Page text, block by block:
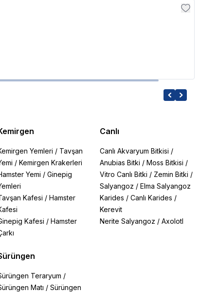
Yemleri / Tavşan
/ Kemirgen Krakerleri
Yemi / Ginepig
Kafesi / Hamster
Kafesi / Hamster
Teraryum /
Matı / Sürüngen
Canlı
Canlı Akvaryum Bitkisi /
Anubias Bitki /Moss Bitkisi /
Vitro Canlı Bitki / Zemin Bitki /
Salyangoz /Elma Salyangoz
Karides /Canlı Karides /
Kerevit
Nerite Salyangoz /Axolotl